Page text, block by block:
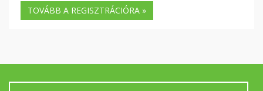
TOVÁBB A REGISZTRÁCIÓRA »